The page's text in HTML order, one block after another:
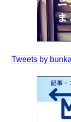
Tweets by